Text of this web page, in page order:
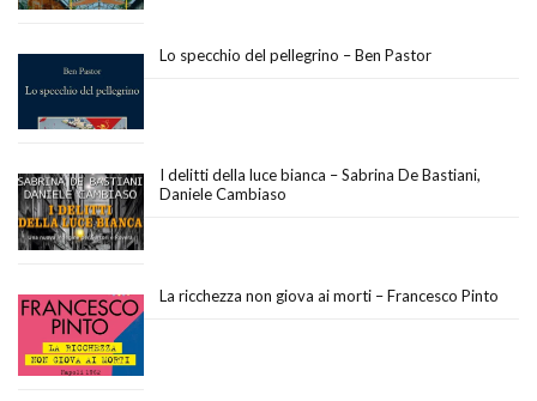
Lo specchio del pellegrino – Ben Pastor
I delitti della luce bianca – Sabrina De Bastiani,
Daniele Cambiaso
La ricchezza non giova ai morti – Francesco Pinto